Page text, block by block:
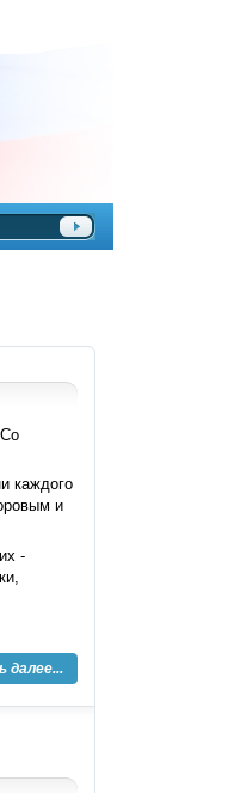
каждого
и
-
далее...